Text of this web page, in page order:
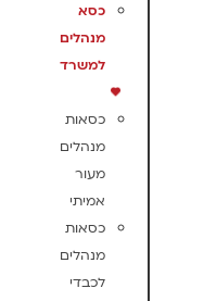
כסא
מנהלים
למשרד
כסאות
מנהלים
מעור
אמיתי
כסאות
מנהלים
לכבדי